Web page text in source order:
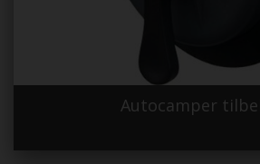
Autocamper